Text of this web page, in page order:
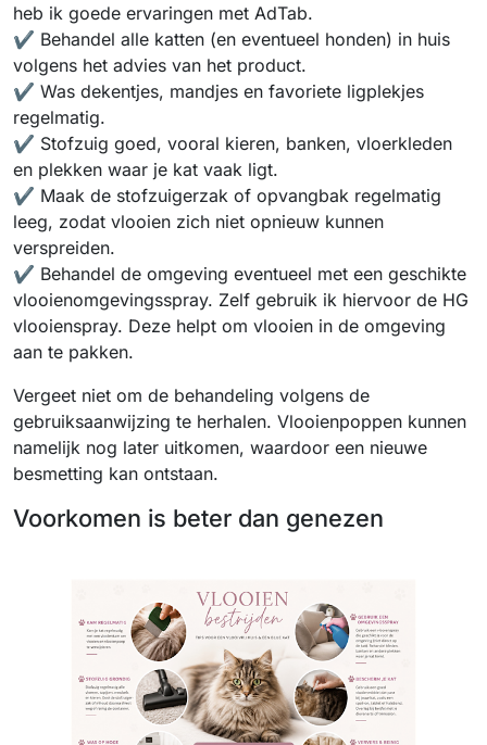
heb ik goede ervaringen met AdTab.
✔️ Behandel alle katten (en eventueel honden) in huis
volgens het advies van het product.
✔️ Was dekentjes, mandjes en favoriete ligplekjes
regelmatig.
✔️ Stofzuig goed, vooral kieren, banken, vloerkleden
en plekken waar je kat vaak ligt.
✔️ Maak de stofzuigerzak of opvangbak regelmatig
leeg, zodat vlooien zich niet opnieuw kunnen
verspreiden.
✔️ Behandel de omgeving eventueel met een geschikte
vlooienomgevingsspray. Zelf gebruik ik hiervoor de HG
vlooienspray. Deze helpt om vlooien in de omgeving
aan te pakken.
Vergeet niet om de behandeling volgens de
gebruiksaanwijzing te herhalen. Vlooienpoppen kunnen
namelijk nog later uitkomen, waardoor een nieuwe
besmetting kan ontstaan.
Voorkomen is beter dan genezen